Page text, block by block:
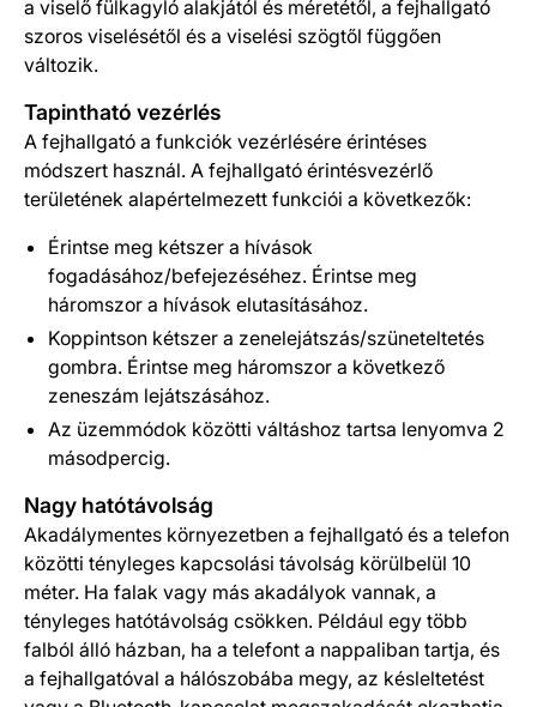
a viselő fülkagyló alakjától és méretétől, a fejhallgató
szoros viselésétől és a viselési szögtől függően
változik.
Tapintható vezérlés
A fejhallgató a funkciók vezérlésére érintéses
módszert használ. A fejhallgató érintésvezérlő
területének alapértelmezett funkciói a következők:
Érintse meg kétszer a hívások
fogadásához/befejezéséhez. Érintse meg
háromszor a hívások elutasításához.
Koppintson kétszer a zenelejátszás/szüneteltetés
gombra. Érintse meg háromszor a következő
zeneszám lejátszásához.
Az üzemmódok közötti váltáshoz tartsa lenyomva 2
másodpercig.
Nagy hatótávolság
Akadálymentes környezetben a fejhallgató és a telefon
közötti tényleges kapcsolási távolság körülbelül 10
méter. Ha falak vagy más akadályok vannak, a
tényleges hatótávolság csökken. Például egy több
falból álló házban, ha a telefont a nappaliban tartja, és
a fejhallgatóval a hálószobába megy, az késleltetést